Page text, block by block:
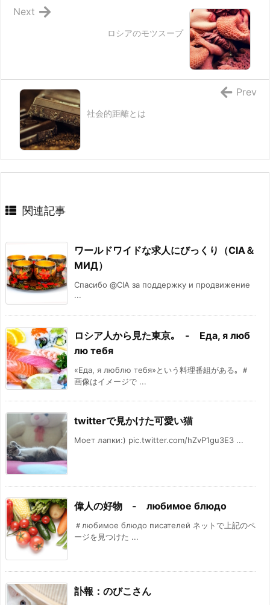
ロシアのモツスープ
Next
社会的距離とは
Prev
関連記事
ワールドワイドな求人にびっくり（CIA＆
МИД）
Спасибо @CIA за поддержку и продвижение
...
ロシア人から見た東京｡ - Еда, я люб
лю тебя
«Еда, я люблю тебя»という料理番組がある｡ ＃
画像はイメージで ...
twitterで見かけた可愛い猫
Моет лапки:) pic.twitter.com/hZvP1gu3E3 ...
偉人の好物 - любимое блюдо
＃любимое блюдо писателей ネットで上記のペ
ージを見つけた ...
訃報：のびこさん